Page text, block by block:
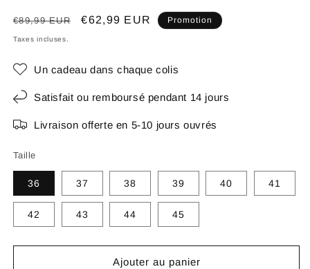
Prix
habituel
€89,99 EUR
Prix
€62,99 EUR Promotion
Taxes incluses.
Un cadeau dans chaque colis
Satisfait ou remboursé pendant 14 jours
Livraison offerte en 5-10 jours ouvrés
Taille
36 37 38 39 40 41
42 43 44 45
Ajouter au panier